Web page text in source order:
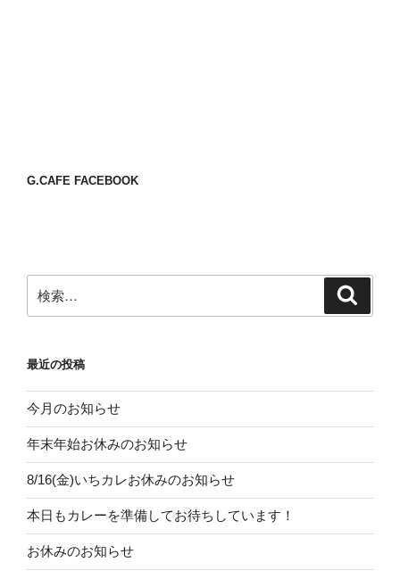
G.CAFE FACEBOOK
索:
最近の投稿
今月のお知らせ
年末年始お休みのお知らせ
8/16(金)いちカレお休みのお知らせ
本日もカレーを準備してお待ちしています！
お休みのお知らせ